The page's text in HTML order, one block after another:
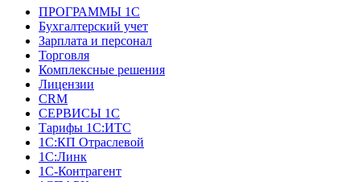
ПРОГРАММЫ 1С
Бухгалтерский учет
Зарплата и персонал
Торговля
Комплексные решения
Лицензии
CRM
СЕРВИСЫ 1С
Тарифы 1С:ИТС
1С:КП Отраслевой
1С:Линк
1С-Контрагент